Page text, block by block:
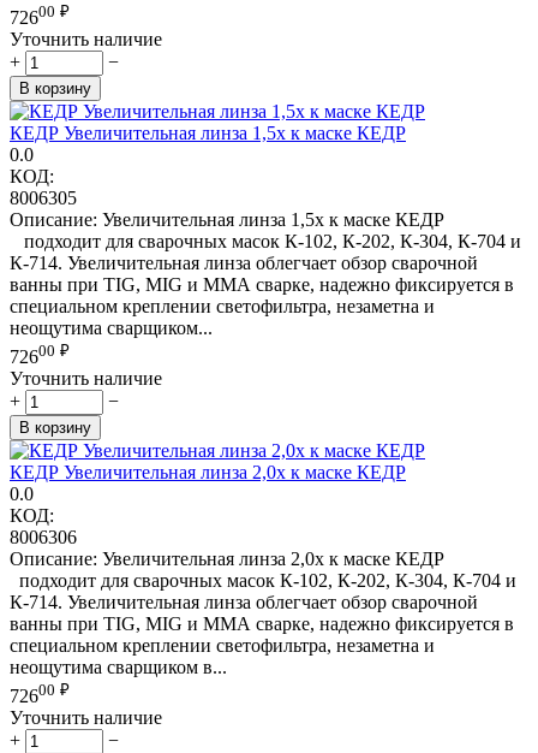
72600 ₽
Уточнить наличие
+
−
В корзину
КЕДР Увеличительная линза 1,5х к маске КЕДР
0.0
КОД:
8006305
Описание: Увеличительная линза 1,5х к маске КЕДР
подходит для сварочных масок К-102, К-202, К-304, К-704 и
К-714. Увеличительная линза облегчает обзор сварочной
ванны при TIG, MIG и ММА сварке, надежно фиксируется в
специальном креплении светофильтра, незаметна и
неощутима сварщиком...
72600 ₽
Уточнить наличие
+
−
В корзину
КЕДР Увеличительная линза 2,0х к маске КЕДР
0.0
КОД:
8006306
Описание: Увеличительная линза 2,0х к маске КЕДР
подходит для сварочных масок К-102, К-202, К-304, К-704 и
К-714. Увеличительная линза облегчает обзор сварочной
ванны при TIG, MIG и ММА сварке, надежно фиксируется в
специальном креплении светофильтра, незаметна и
неощутима сварщиком в...
72600 ₽
Уточнить наличие
+
−